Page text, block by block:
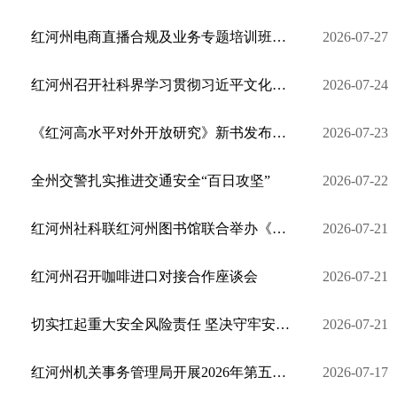
红河州电商直播合规及业务专题培训班在蒙自开班 2026-07-27
红河州召开社科界学习贯彻习近平文化思想座谈会 2026-07-24
《红河高水平对外开放研究》新书发布会在昆明举行 2026-07-23
全州交警扎实推进交通安全“百日攻坚” 2026-07-22
红河州社科联红河州图书馆联合举办《逐梦乡村振兴》专题读书分享会 2026-07-21
红河州召开咖啡进口对接合作座谈会 2026-07-21
切实扛起重大安全风险责任 坚决守牢安全发展底线 2026-07-21
红河州机关事务管理局开展2026年第五次党组理论学习中心组集中学习 2026-07-17